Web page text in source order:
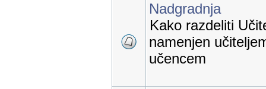
Nadgradnja
Kako razdeliti
namenjen
učencem